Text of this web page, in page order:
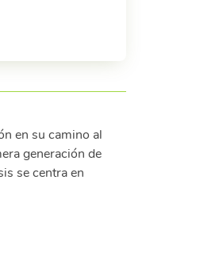
en su camino al
generación de
se centra en